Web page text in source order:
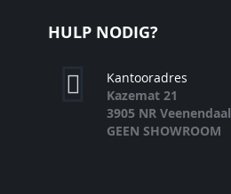
HULP NODIG?
Kantooradres
Kazemat 21
3905 NR Veenendaal
GEEN SHOWROOM